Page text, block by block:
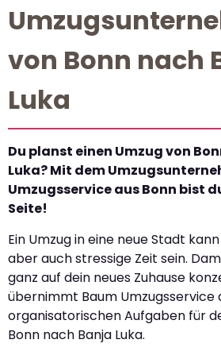
von Bonn nach
Luka
Du planst einen Umzug von
Luka? Mit dem
Umzugsservice aus Bonn bist
Seite!
Ein Umzug in eine neue Stadt
aber auch stressige Zeit sein.
ganz auf dein neues Zuhause
übernimmt Baum Umzugsservice
organisatorischen Aufgaben für
Bonn nach Banja Luka.